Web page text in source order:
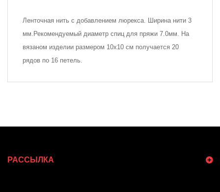
Ленточная нить с добавлением люрекса. Ширина нити 3
мм.Рекомендуемый диаметр спиц для пряжи 7.0мм. На
вязаном изделии размером 10х10 см получается 20
рядов по 16 петель.
РАССЫЛКА